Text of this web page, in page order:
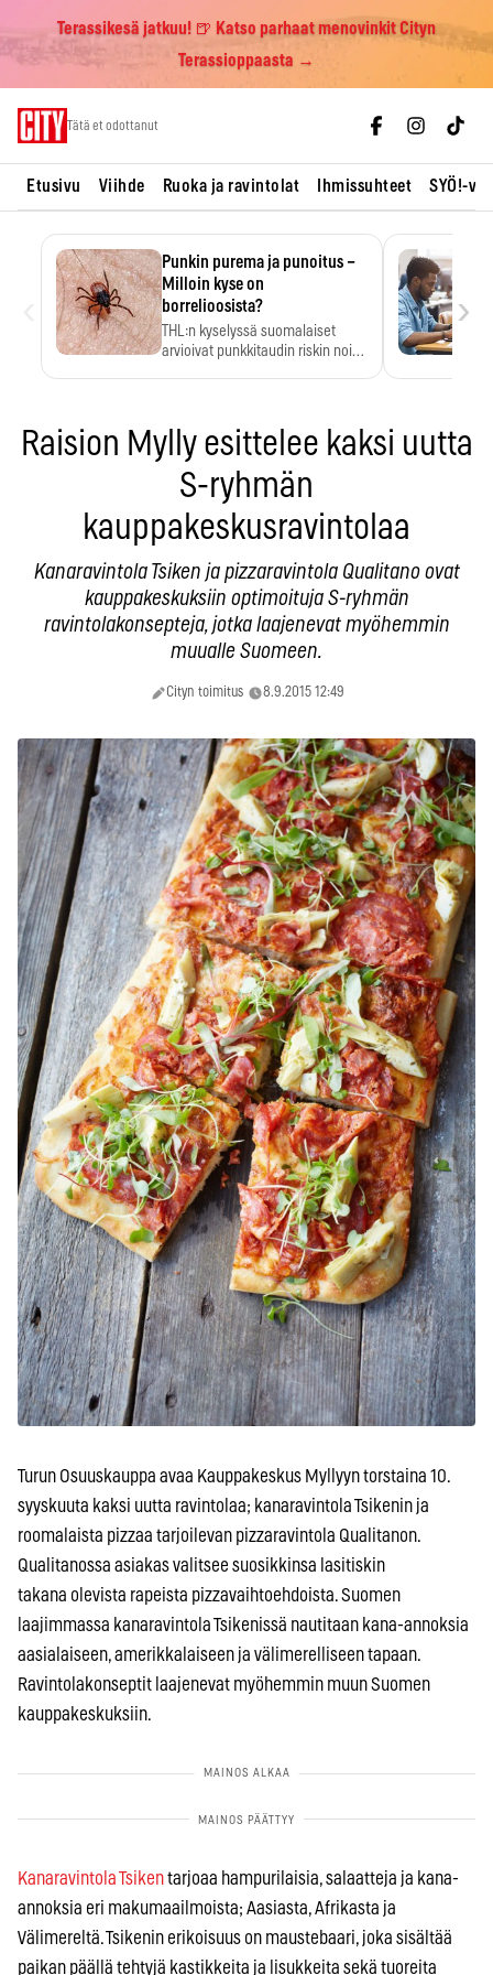
Terassikesä jatkuu! 🍺 Katso parhaat menovinkit Cityn
Terassioppaasta →
Tätä et odottanut
Etusivu Viihde Ruoka ja ravintolat Ihmissuhteet SYÖ!-
Punkin purema ja punoitus –
Milloin kyse on
borrelioosista?
THL:n kyselyssä suomalaiset
arvioivat punkkitaudin riskin noin
›
Raision Mylly esittelee kaksi uutta
S-ryhmän
kauppakeskusravintolaa
Kanaravintola Tsiken ja pizzaravintola Qualitano ovat
kauppakeskuksiin optimoituja S-ryhmän
ravintolakonsepteja, jotka laajenevat myöhemmin
muualle Suomeen.
Cityn toimitus 8.9.2015 12:49
Turun Osuuskauppa avaa Kauppakeskus Myllyyn torstaina 10.
syyskuuta kaksi uutta ravintolaa; kanaravintola Tsikenin ja
roomalaista pizzaa tarjoilevan pizzaravintola Qualitanon.
Qualitanossa asiakas valitsee suosikkinsa lasitiskin
takana olevista rapeista pizzavaihtoehdoista. Suomen
laajimmassa kanaravintolaTsikenissä nautitaan kana-annoksia
aasialaiseen, amerikkalaiseen ja välimerelliseen tapaan.
Ravintolakonseptit laajenevat myöhemmin muun Suomen
kauppakeskuksiin.
Kanaravintola Tsikentarjoaa hampurilaisia, salaatteja ja kana-
annoksia eri makumaailmoista; Aasiasta, Afrikasta ja
Välimereltä. Tsikenin erikoisuus on maustebaari, joka sisältää
paikan päällä tehtyjä kastikkeita ja lisukkeita sekä tuoreita